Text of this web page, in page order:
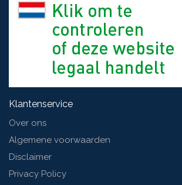
Klantenservice
Over ons
Algemene voorwaarden
Disclaimer
Privacy Policy